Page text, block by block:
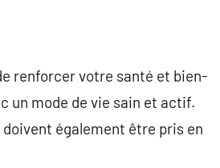
renforcer votre santé et bien-
un mode de vie sain et actif.
également être pris en